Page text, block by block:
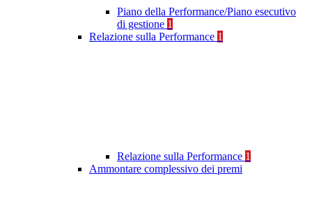
Piano della Performance/Piano esecutivo
di gestione 1
Relazione sulla Performance 1
Relazione sulla Performance 1
Ammontare complessivo dei premi